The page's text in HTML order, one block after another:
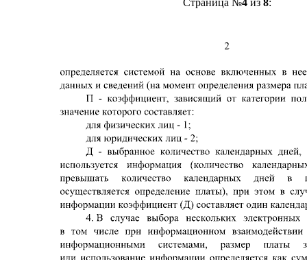
Страница №4из 8: